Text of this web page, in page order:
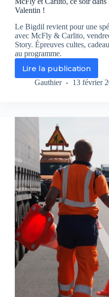
Valentin !
Le Bigdil revient pour une
avec McFly & Carlito,
Story. Épreuves cultes,
au programme.
Lire la publication
McFly
et
dans
le
Bigdil
spéciale
St
Valentin
!
Gauthier 13 février